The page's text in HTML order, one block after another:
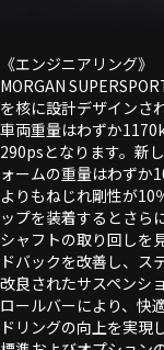
《エンジニアリング》
MORGAN
を核に設計デザインさ
車両重量はわずか
290psとなります。新
ォームの重量はわずか
よりもねじれ剛性が10
ップを装着するとさら
シャフトの取り回しを
ドバックを改善し、ス
改良されたサスペンシ
ロールバーにより、快
ドリングの向上を実現